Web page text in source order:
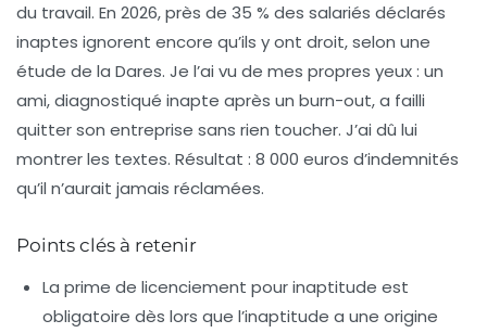
du travail. En 2026, près de 35 % des salariés déclarés
inaptes ignorent encore qu’ils y ont droit, selon une
étude de la Dares. Je l’ai vu de mes propres yeux : un
ami, diagnostiqué inapte après un burn-out, a failli
quitter son entreprise sans rien toucher. J’ai dû lui
montrer les textes. Résultat : 8 000 euros d’indemnités
qu’il n’aurait jamais réclamées.
Points clés à retenir
La prime de licenciement pour inaptitude est
obligatoire dès lors que l’inaptitude a une origine